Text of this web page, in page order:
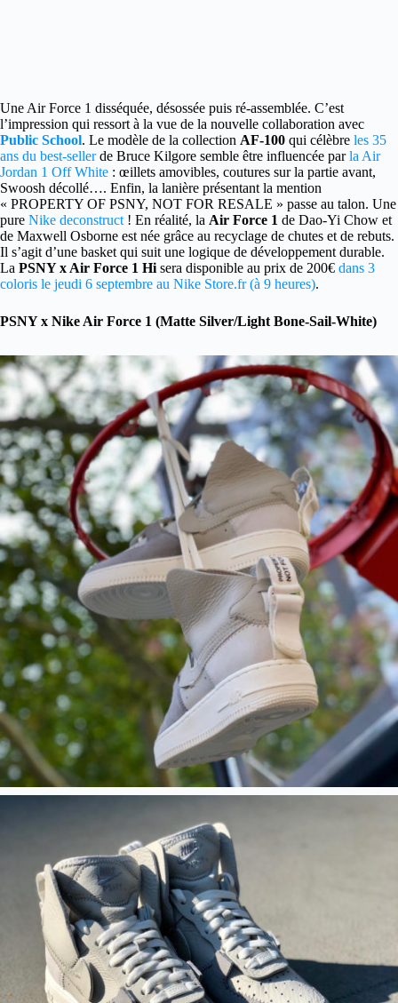
Une Air Force 1 disséquée, désossée puis ré-assemblée. C’est
l’impression qui ressort à la vue de la nouvelle collaboration avec
Public School. Le modèle de la collection AF-100 qui célèbre les 35
ans du best-sellerde Bruce Kilgore semble être influencée parla Air
Jordan 1 Off White : œillets amovibles, coutures sur la partie avant,
Swoosh décollé…. Enfin, la lanière présentant la mention
« PROPERTY OF PSNY, NOT FOR RESALE » passe au talon. Une
pure Nike deconstruct ! En réalité, la Air Force 1 de Dao-Yi Chow et
de Maxwell Osborne est née grâce au recyclage de chutes et de rebuts.
Il s’agit d’une basket qui suit une logique de développement durable.
La PSNY x Air Force 1 Hi sera disponible au prix de 200€ dans 3
coloris le jeudi 6 septembre au Nike Store.fr (à 9 heures).
PSNY x Nike Air Force 1 (Matte Silver/Light Bone-Sail-White)